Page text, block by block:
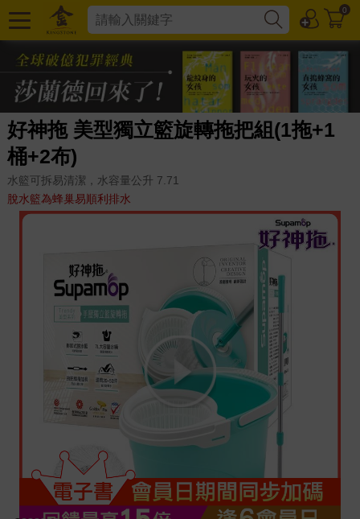
0
好神拖 美型獨立籃旋轉拖把組(1拖+1
桶+2布)
水籃可拆易清潔，水容量公升 7.71
脫水籃為蜂巢易順利排水